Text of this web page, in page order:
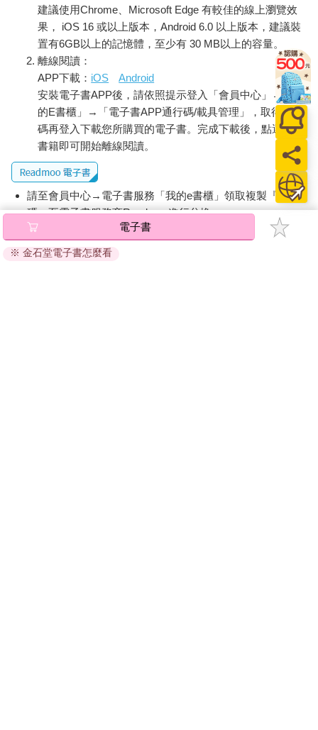
建議使用Chrome、Microsoft Edge 有較佳的線上瀏覽效
果， iOS 16 或以上版本，Android 6.0 以上版本，建議裝
置有6GB以上的記憶體，至少有 30 MB以上的容量。
離線閱讀：
APP下載： iOS
Android
安裝電子書APP後，請依照提示登入「會員中心」→「我
的E書櫃」→「電子書APP通行碼/載具管理」，取得通行
碼再登入下載您所購買的電子書。完成下載後，點選任一
書籍即可開始離線閱讀。
請至會員中心→電子書服務「我的e書櫃」領取複製『兌換
碼』至電子書服務商Readmoo進行兌換。
退換貨須知：
因版權保護，您在金石堂所購買的電子書僅能以金石堂專屬
電子書
※ 金石堂電子書怎麼看